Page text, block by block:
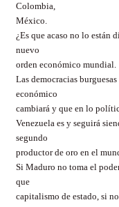
Colombia,
México.
¿Es que acaso no lo están
nuevo
orden económico mundial.
Las democracias
económico
cambiará y que en lo
Venezuela es y seguirá
segundo
productor de oro en el
Si Maduro no toma el
que
capitalismo de estado, si